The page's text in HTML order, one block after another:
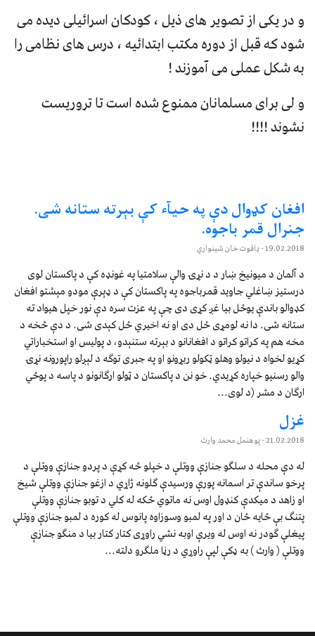
و در یکی از تصویر های ذیل ، کودکان اسرائیلی دیده می
شود که قبل از دوره مکتب ابتدائیه ، درس های نظامی را
به شکل عملی می آموزند !
و لی برای مسلمانان ممنوع شده است تا تروریست
نشوند !!!!
افغان کډوال دې په حيآء کې بېرته ستانه شی.
جنرال قمر باجوه.
19.02.2018- ياقوت خان شينواري
د آلمان د ميونيخ ښار د د نړۍ والې سلامتيا په غونډه کې د پاکستان لوی
درستيز ښاغلي جاويد قمرباجوه په پاکستان کې د ډېرې مودو مېشتو افغان
کډوالو باندې يوځل بيا غږ کړی دی چې په عزت سره دې نور خپل هيواد ته
ستانه شی. دا نه لومړی ځل دی او نه اخيري ځل کېدی شی. د دې څخه د
مخه هم په کراتو کراتو د افغانانو د بېرته ستنېدو، د پوليس او استخباراتي
کړيو لخواه د نيولو وهلو ټکولو ربړونو او په جبری توګه د لېږلو راپورونه نړۍ
والو رسنيو خپاره کړيدي. خو نن د پاکستان د ټولو ارګانونو د پاسه د پوځي
ارګان د مشر (د لوی...
غزل
21.02.2018- پوهنمل محمد وارث
له دې محله د سلګو جنازې ووتلې د خپلو څه کړې د پردو جنازې ووتلې د
پرخو ساندې تر اسمانه پورې ورسیدې ګلونه ژاړي د ازغو جنازې ووتلې شیخ
او زاهد د میکدې کنډول اوس نه ماتوي ځکه له کلي د توبو جنازې ووتلې
پتنګ بې ځایه ځان د اور په لمبو وسوزاوه پانوس له کوره د لمبو جنازې ووتلې
پیغلې ګودر نه اوس له ویرې اوبه نشي راوړی کتار کتار بیا د منګو جنازې
ووتلې ( وارث ) به ډکې لپې راوړي د رڼا ملګرو دلته...